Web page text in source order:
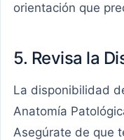
orientación que
5. Revisa la
La disponibilidad
Anatomía
Asegúrate de que